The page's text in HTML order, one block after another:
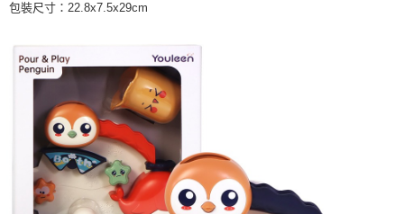
※ 交易是否成功請以「AFTEE先享後付 」之結帳頁面顯示為準，若有關於
https://netprotections.freshdesk.com/support/home
【注意事項】
１．透過由恩沛科技股份有限公司提供之「AFTEE先享後付」服務完成之交
易，需依本服務之必要範圍內提供個人資料，並將交易相關給付款項請求債
權轉讓予恩沛科技股份有限公司。
２．關於個人資料處理事宜，請瀏覽以下網址：
https://aftee.tw/terms/#terms3
３．未成年的使用者請事先徵得法定代理人或監護人之同意方可使用
「AFTEE先享後付」，若未經同意申辦者引起之損失，本公司不負相關責
任。
付款後7-11取貨
宅配
每筆NT$100，滿NT$590(含以上)免運費
離島宅配
每筆NT$150，滿NT$890(含以上)免運費
包裝尺寸：22.8x7.5x29cm